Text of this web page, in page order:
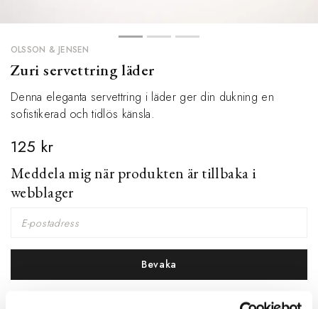
OLSSON & JENSEN
Zuri servettring läder
Denna eleganta servettring i läder ger din dukning en
sofistikerad och tidlös känsla.
125 kr
Meddela mig när produkten är tillbaka i
webblager
Bevaka